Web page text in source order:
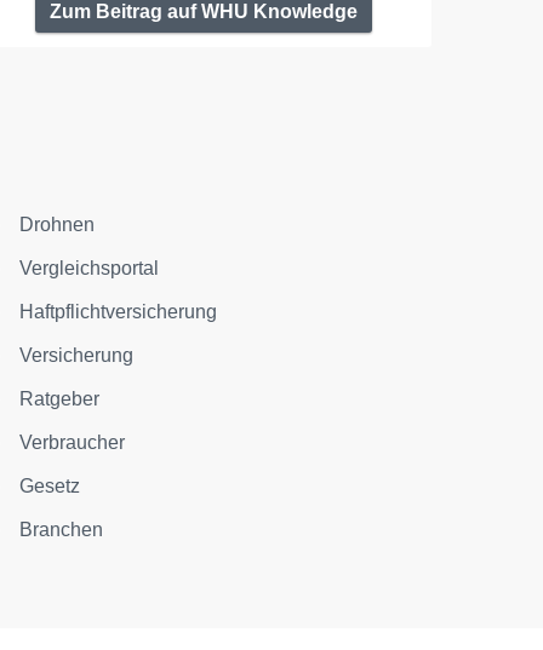
Zum Beitrag auf WHU Knowledge
Drohnen
Vergleichsportal
Haftpflichtversicherung
Versicherung
Ratgeber
Verbraucher
Gesetz
Branchen